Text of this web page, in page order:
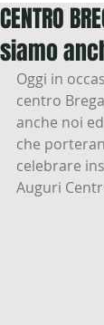
CENTRO
siamo
Oggi in
centro Brega
anche noi
che
celebrare
Auguri